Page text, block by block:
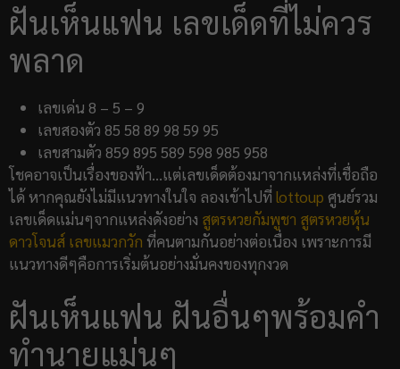
ฝันเห็นแฟน เลขเด็ดที่ไม่ควร
พลาด
เลขเด่น 8 – 5 – 9
เลขสองตัว 85 58 89 98 59 95
เลขสามตัว 859 895 589 598 985 958
โชคอาจเป็นเรื่องของฟ้า…แต่เลขเด็ดต้องมาจากแหล่งที่เชื่อถือ
ได้ หากคุณยังไม่มีแนวทางในใจ ลองเข้าไปที่ lottoup ศูนย์รวม
เลขเด็ดแม่นๆจากแหล่งดังอย่าง สูตรหวยกัมพูชา สูตรหวยหุ้น
ดาวโจนส์ เลขแมวกวัก ที่คนตามกันอย่างต่อเนื่อง เพราะการมี
แนวทางดีๆคือการเริ่มต้นอย่างมั่นคงของทุกงวด
ฝันเห็นแฟน ฝันอื่นๆพร้อมคำ
ทำนายแม่นๆ